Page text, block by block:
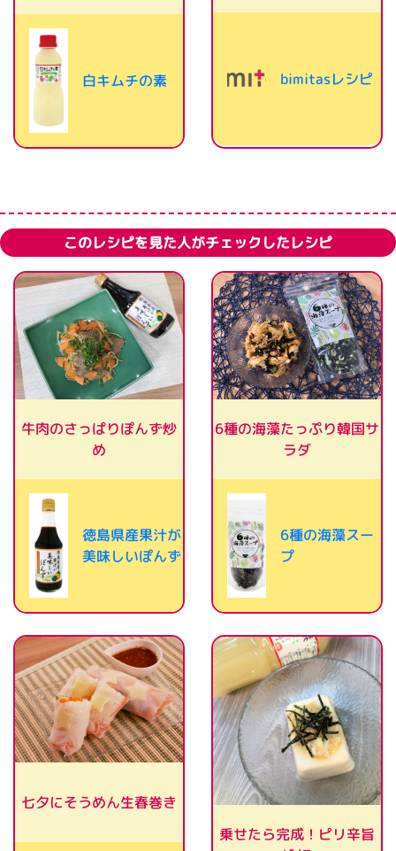
白キムチの素 bimitasレシピ
このレシピを見た人がチェックしたレシピ
牛肉のさっぱりぽんず炒
め
徳島県産果汁が
美味しいぽんず
6種の海藻たっぷり韓国サ
ラダ
6種の海藻スー
プ
七夕にそうめん生春巻き
乗せたら完成！ピリ辛旨